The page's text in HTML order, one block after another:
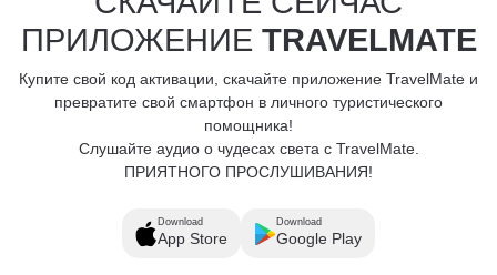
ПРИЛОЖЕНИЕ TRAVELMATE
Купите свой код активации, скачайте приложение TravelMate и
превратите свой смартфон в личного туристического
помощника!
Слушайте аудио о чудесах света с TravelMate.
ПРИЯТНОГО ПРОСЛУШИВАНИЯ!
Download
App Store
Download
Google Play